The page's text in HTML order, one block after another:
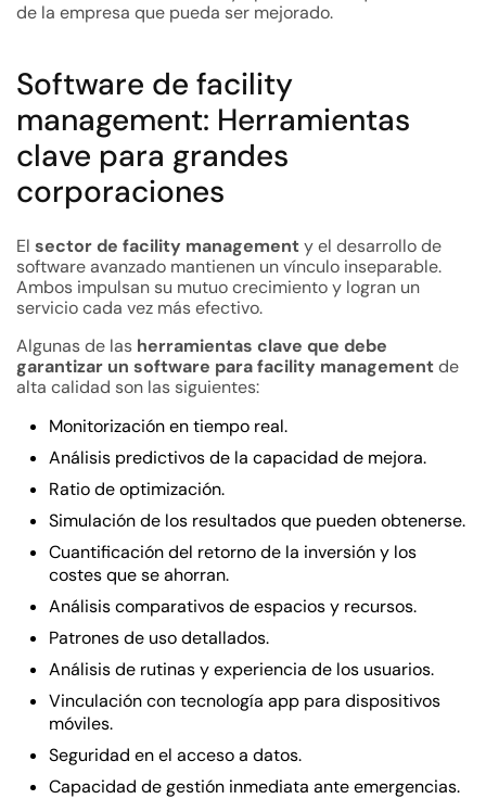
de la empresa que pueda ser mejorado.
Software de facility
management: Herramientas
clave para grandes
corporaciones
El sector de facility managementy el desarrollo de
software avanzado mantienen un vínculo inseparable.
Ambos impulsan su mutuo crecimiento y logran un
servicio cada vez más efectivo.
Algunas de las herramientas clave que debe
garantizar un software para facility managementde
alta calidad son las siguientes:
Monitorización en tiempo real.
Análisis predictivos de la capacidad de mejora.
Ratio de optimización.
Simulación de los resultados que pueden obtenerse.
Cuantificación del retorno de la inversión y los
costes que se ahorran.
Análisis comparativos de espacios y recursos.
Patrones de uso detallados.
Análisis de rutinas y experiencia de los usuarios.
Vinculación con tecnología app para dispositivos
móviles.
Seguridad en el acceso a datos.
Capacidad de gestión inmediata ante emergencias.